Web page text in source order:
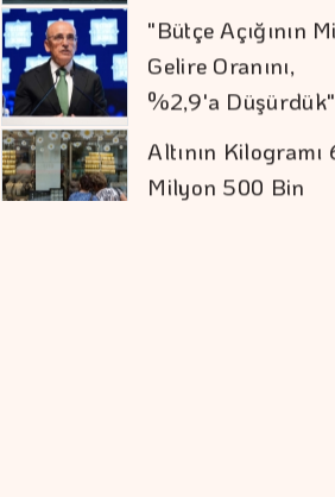
Gelire Oranını,
%2,9'a Düşürdük"
Altının Kilogramı 6
Milyon 500 Bin
Liraya Yükseldi